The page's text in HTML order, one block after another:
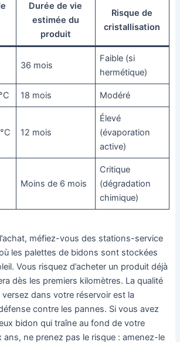
Durée de vie
estimée du
produit
Risque de
cristallisation
36 mois
Faible (si
hermétique)
18 mois Modéré
12 mois
Élevé
(évaporation
active)
Moins de 6 mois
Critique
(dégradation
chimique)
méfiez-vous des stations-service
les palettes de bidons sont stockées
Vous risquez d’acheter un produit déjà
dès les premiers kilomètres. La qualité
dans votre réservoir est la
contre les pannes. Si vous avez
bidon qui traîne au fond de votre
ans, ne prenez pas le risque : amenez-le